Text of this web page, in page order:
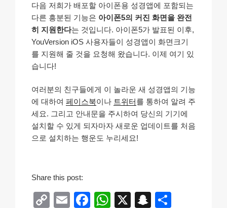
다음 저희가 배포할 아이폰용 성경앱에 포함되는
다른 흥분된 기능은 아이폰5의 커진 화면을 완전
히 지원한다는 것입니다. 아이폰5가 발표된 이후,
YouVersion iOS 사용자들이 성경앱이 화면크기
를 지원해 줄 것을 요청해 왔습니다. 이제 여기 있
습니다!
여러분의 친구들에게 이 놀라운 새 성경앱의 기능
에 대하여 페이스북이나 트위터를 통하여 알려 주
세요. 그리고 안내문을 주시하여 당신의 기기에
설치할 수 있게 되자마자 새로운 업데이트를 처음
으로 설치하는 행운도 누리세요!
Share this post:
C
E
F
W X
S